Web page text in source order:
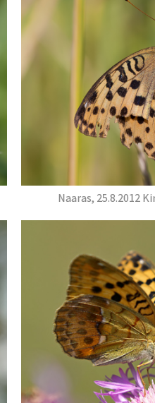
Naaras, 25.8.2012